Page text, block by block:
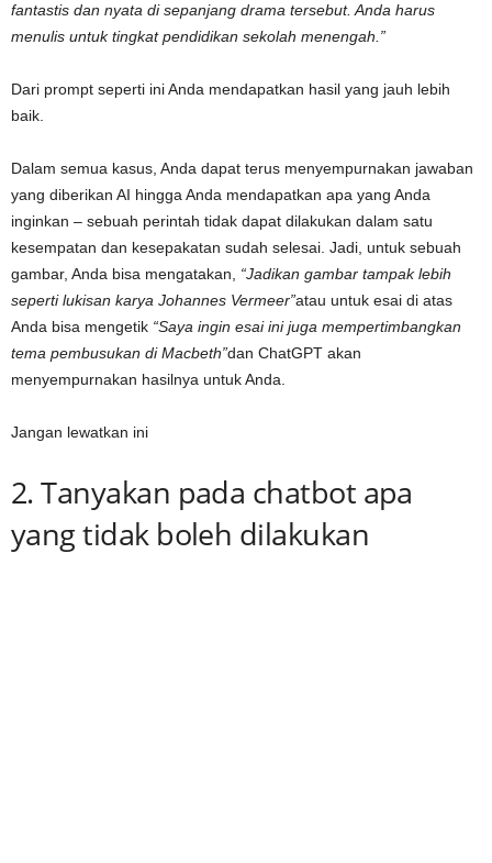
fantastis dan nyata di sepanjang drama tersebut. Anda harus
menulis untuk tingkat pendidikan sekolah menengah.”
Dari prompt seperti ini Anda mendapatkan hasil yang jauh lebih
baik.
Dalam semua kasus, Anda dapat terus menyempurnakan jawaban
yang diberikan AI hingga Anda mendapatkan apa yang Anda
inginkan – sebuah perintah tidak dapat dilakukan dalam satu
kesempatan dan kesepakatan sudah selesai. Jadi, untuk sebuah
gambar, Anda bisa mengatakan, “Jadikan gambar tampak lebih
seperti lukisan karya Johannes Vermeer”atau untuk esai di atas
Anda bisa mengetik “Saya ingin esai ini juga mempertimbangkan
tema pembusukan di Macbeth”dan ChatGPT akan
menyempurnakan hasilnya untuk Anda.
Jangan lewatkan ini
2. Tanyakan pada chatbot apa
yang tidak boleh dilakukan